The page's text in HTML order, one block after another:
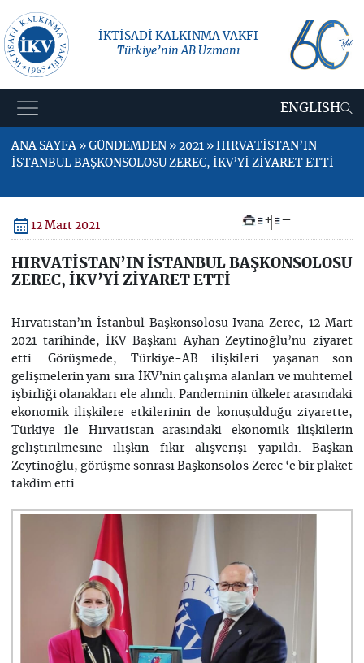
İKTİSADİ KALKINMA VAKFI
Türkiye’nin AB Uzmanı
ENGLISH
ANA SAYFA » GÜNDEMDEN » 2021 » HIRVATİSTAN’IN
İSTANBUL BAŞKONSOLOSU ZEREC, İKV’Yİ ZİYARET ETTİ
12 Mart 2021 + –
HIRVATİSTAN’IN İSTANBUL BAŞKONSOLOSU
ZEREC, İKV’Yİ ZİYARET ETTİ
Hırvatistan’ın İstanbul Başkonsolosu Ivana Zerec, 12 Mart
2021 tarihinde, İKV Başkanı Ayhan Zeytinoğlu’nu ziyaret
etti. Görüşmede, Türkiye-AB ilişkileri yaşanan son
gelişmelerin yanı sıra İKV’nin çalışma alanları ve muhtemel
işbirliği olanakları ele alındı. Pandeminin ülkeler arasındaki
ekonomik ilişkilere etkilerinin de konuşulduğu ziyarette,
Türkiye ile Hırvatistan arasındaki ekonomik ilişkilerin
geliştirilmesine ilişkin fikir alışverişi yapıldı. Başkan
Zeytinoğlu, görüşme sonrası Başkonsolos Zerec ‘e bir plaket
takdim etti.